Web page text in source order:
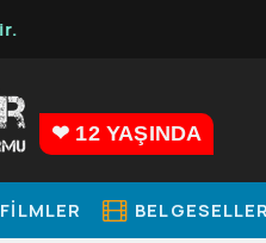
❤ 12 YAŞINDA
FILMLER BELGESELLER